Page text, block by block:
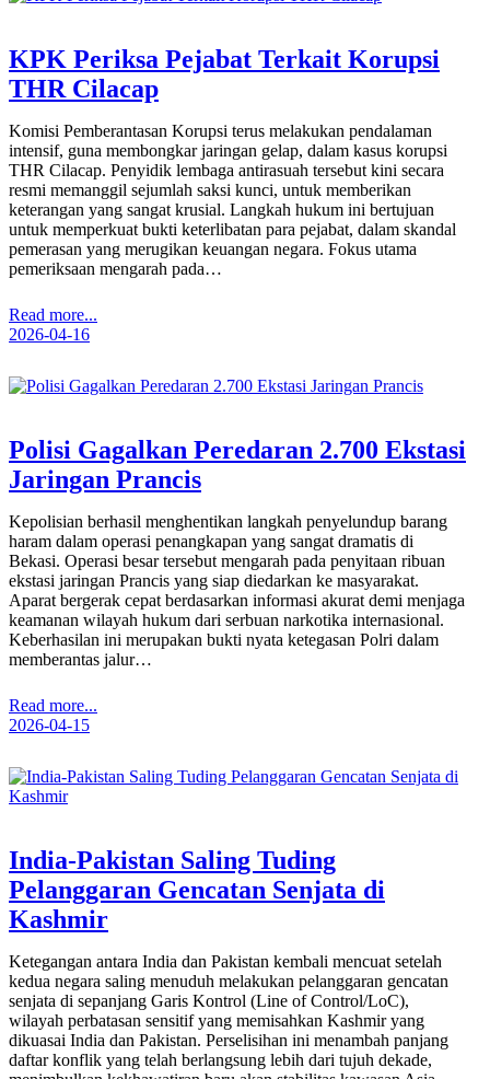
KPK Periksa Pejabat Terkait Korupsi
THR Cilacap
Komisi Pemberantasan Korupsi terus melakukan pendalaman
intensif, guna membongkar jaringan gelap, dalam kasus korupsi
THR Cilacap. Penyidik lembaga antirasuah tersebut kini secara
resmi memanggil sejumlah saksi kunci, untuk memberikan
keterangan yang sangat krusial. Langkah hukum ini bertujuan
untuk memperkuat bukti keterlibatan para pejabat, dalam skandal
pemerasan yang merugikan keuangan negara. Fokus utama
pemeriksaan mengarah pada…
Read more...
2026-04-16
Polisi Gagalkan Peredaran 2.700 Ekstasi
Jaringan Prancis
Kepolisian berhasil menghentikan langkah penyelundup barang
haram dalam operasi penangkapan yang sangat dramatis di
Bekasi. Operasi besar tersebut mengarah pada penyitaan ribuan
ekstasi jaringan Prancis yang siap diedarkan ke masyarakat.
Aparat bergerak cepat berdasarkan informasi akurat demi menjaga
keamanan wilayah hukum dari serbuan narkotika internasional.
Keberhasilan ini merupakan bukti nyata ketegasan Polri dalam
memberantas jalur…
Read more...
2026-04-15
India-Pakistan Saling Tuding
Pelanggaran Gencatan Senjata di
Kashmir
Ketegangan antara India dan Pakistan kembali mencuat setelah
kedua negara saling menuduh melakukan pelanggaran gencatan
senjata di sepanjang Garis Kontrol (Line of Control/LoC),
wilayah perbatasan sensitif yang memisahkan Kashmir yang
dikuasai India dan Pakistan. Perselisihan ini menambah panjang
daftar konflik yang telah berlangsung lebih dari tujuh dekade,